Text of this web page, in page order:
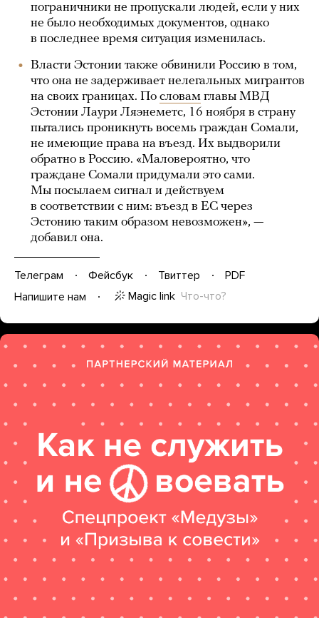
пограничники не пропускали людей, если у них
не было необходимых документов, однако
в последнее время ситуация изменилась.
Власти Эстонии также обвинили Россию в том,
что она не задерживает нелегальных мигрантов
на своих границах. По словам главы МВД
Эстонии Лаури Ляэнеметс, 16 ноября в страну
пытались проникнуть восемь граждан Сомали,
не имеющие права на въезд. Их выдворили
обратно в Россию. «Маловероятно, что
граждане Сомали придумали это сами.
Мы посылаем сигнал и действуем
в соответствии с ним: въезд в ЕС через
Эстонию таким образом невозможен», —
добавил она.
Телеграм Фейсбук Твиттер
PDF
Напишите нам
Magic link Что-что?